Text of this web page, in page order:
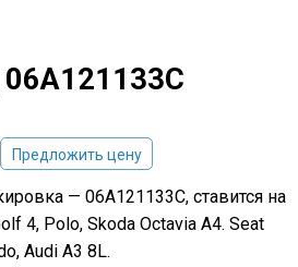
Предложить цену
— 06A121133C, ставится на
4, Polo, Skoda Octavia A4. Seat
Audi A3 8L.